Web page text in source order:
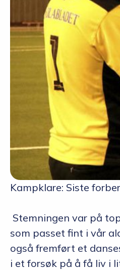
Kampklare: Siste
Stemningen var på
som passet fint i vår
også fremført et
i et forsøk på å få liv i